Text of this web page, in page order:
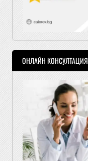
ОНЛАЙН КОНСУЛТАЦИЯ